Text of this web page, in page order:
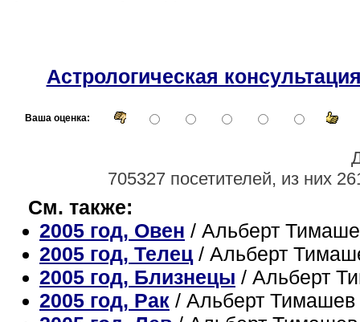
Астрологическая
Ваша оценка:
705327 посетителей, из них
См. также:
2005 год, Овен / Альберт
2005 год, Телец/ Альберт
2005 год, Близнецы / Альберт
2005 год, Рак / Альберт Тимашев